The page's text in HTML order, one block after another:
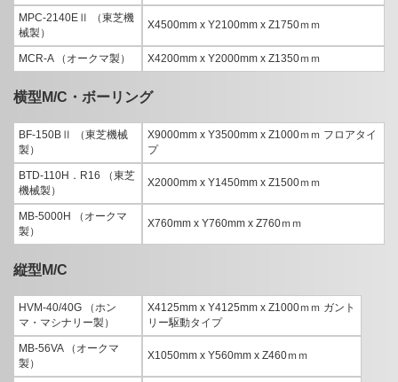
MPC-2140EⅡ （東芝機
械製）
X4500mm x Y2100mm x Z1750ｍｍ
MCR-A （オークマ製） X4200mm x Y2000mm x Z1350ｍｍ
横型M/C・ボーリング
BF-150BⅡ （東芝機械
製）
X9000mm x Y3500mm x Z1000ｍｍ フロアタイ
プ
BTD-110H．R16 （東芝
機械製）
X2000mm x Y1450mm x Z1500ｍｍ
MB-5000H （オークマ
製）
X760mm x Y760mm x Z760ｍｍ
縦型M/C
HVM-40/40G （ホン
マ・マシナリー製）
X4125mm x Y4125mm x Z1000ｍｍ ガント
リー駆動タイプ
MB-56VA （オークマ
製）
X1050mm x Y560mm x Z460ｍｍ